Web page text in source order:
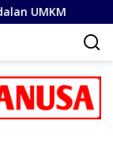
Cegah